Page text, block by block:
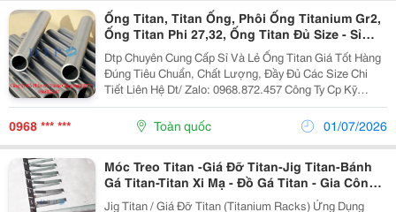
Ống Titan, Titan Ống, Phôi Ống Titanium Gr2,
Ống Titan Phi 27,32, Ống Titan Đủ Size - Sỉ
Ống Titan
Dtp Chuyên Cung Cấp Sỉ Và Lẻ Ống Titan Giá Tốt Hàng
Đúng Tiêu Chuẩn, Chất Lượng, Đầy Đủ Các Size Chi
Tiết Liên Hệ Dt/ Zalo: 0968.872.457 Công Ty Cp Kỹ
Thuật Công Nghệ Dtp
0968 *** *** Toàn quốc 01/07/2026
Móc Treo Titan -Giá Đỡ Titan-Jig Titan-Bánh
Gá Titan-Titan Xi Mạ - Đồ Gá Titan - Gia Công
Titan
Jig Titan / Giá Đỡ Titan (Titanium Racks) Ứng Dụng